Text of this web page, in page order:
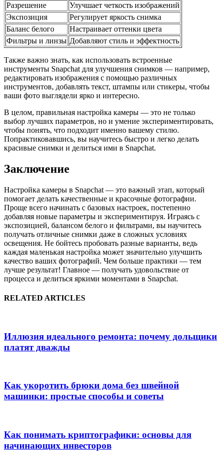
Разрешение
Улучшает четкость изображений
Экспозиция
Регулирует яркость снимка
Баланс белого
Настраивает оттенки цвета
Фильтры и линзы Добавляют стиль и эффектность
Также важно знать, как использовать встроенные
инструменты Snapchat для улучшения снимков — например,
редактировать изображения с помощью различных
инструментов, добавлять текст, штампы или стикеры, чтобы
ваши фото выглядели ярко и интересно.
В целом, правильная настройка камеры — это не только
выбор лучших параметров, но и умение экспериментировать,
чтобы понять, что подходит именно вашему стилю.
Попрактиковавшись, вы научитесь быстро и легко делать
красивые снимки и делиться ими в Snapchat.
Заключение
Настройка камеры в Snapchat — это важный этап, который
помогает делать качественные и красочные фотографии.
Проще всего начинать с базовых настроек, постепенно
добавляя новые параметры и экспериментируя. Играясь с
экспозицией, балансом белого и фильтрами, вы научитесь
получать отличные снимки даже в сложных условиях
освещения. Не бойтесь пробовать разные варианты, ведь
каждая маленькая настройка может значительно улучшить
качество ваших фотографий. Чем больше практики — тем
лучше результат! Главное — получать удовольствие от
процесса и делиться яркими моментами в Snapchat.
RELATED ARTICLES
Иллюзия идеального ремонта: почему дольщики
платят дважды
Как укоротить брюки дома без швейной
машинки: простые способы и советы
Как понимать криптографики: основы для
начинающих инвесторов